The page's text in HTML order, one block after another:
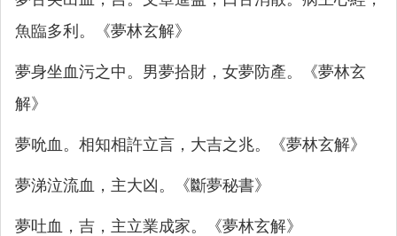
魚臨多利。《夢林玄解》
夢身坐血污之中。男夢拾財，女夢防產。《夢林玄
解》
夢吮血。相知相許立言，大吉之兆。《夢林玄解》
夢涕泣流血，主大凶。《斷夢秘書》
夢吐血，吉，主立業成家。《夢林玄解》